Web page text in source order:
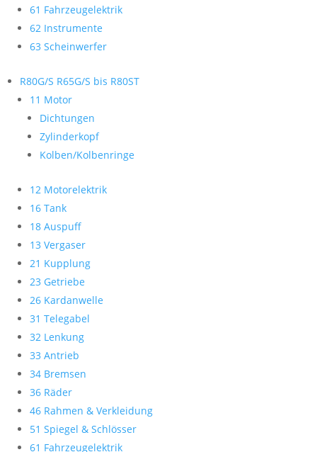
61 Fahrzeugelektrik
62 Instrumente
63 Scheinwerfer
R80G/S R65G/S bis R80ST
11 Motor
Dichtungen
Zylinderkopf
Kolben/Kolbenringe
12 Motorelektrik
16 Tank
18 Auspuff
13 Vergaser
21 Kupplung
23 Getriebe
26 Kardanwelle
31 Telegabel
32 Lenkung
33 Antrieb
34 Bremsen
36 Räder
46 Rahmen & Verkleidung
51 Spiegel & Schlösser
61 Fahrzeugelektrik